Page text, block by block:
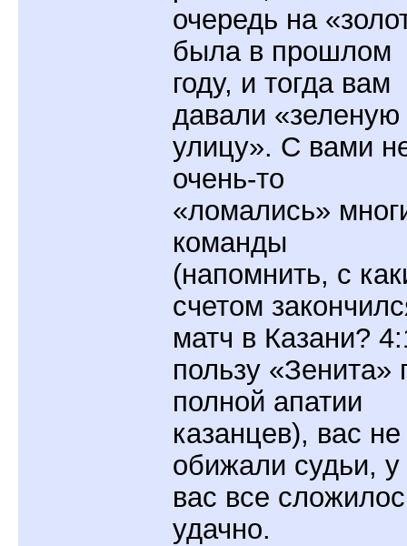
очередь на
была в прошлом
году, и тогда вам
давали «зеленую
улицу». С вами
очень-то
«ломались»
команды
(напомнить, с
счетом
матч в Казани?
пользу «Зенита»
полной апатии
казанцев), вас не
обижали судьи, у
вас все
удачно.